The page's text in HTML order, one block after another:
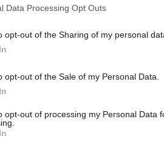
Data Processing Opt Outs
opt-out of the Sharing of my personal
opt-out of the Sale of my Personal Data.
opt-out of processing my Personal Data
delle immagini di repertorio
voce di Francesco che fa la
un ragazzo di Roma come
tanti, in questi anni, che a un